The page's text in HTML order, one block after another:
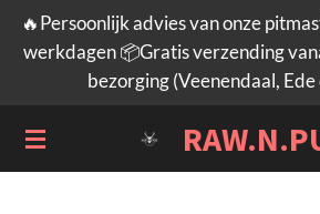
Ga
direct
hoofdinhoud
🔥Persoonlijk advies van onze
werkdagen 📦Gratis verzending
bezorging (Veenendaal, Ede